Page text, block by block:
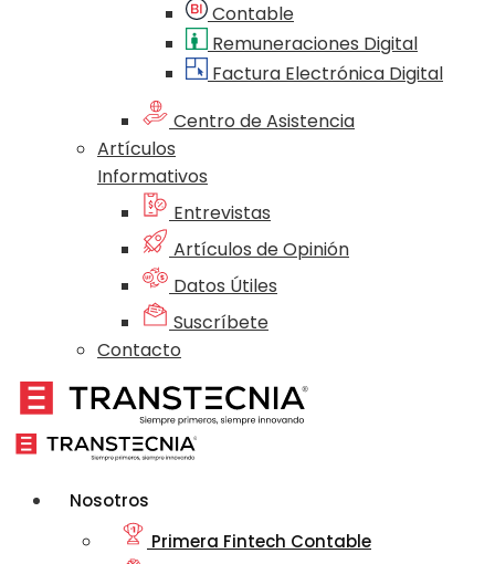
Contable
Remuneraciones Digital
Factura Electrónica Digital
Centro de Asistencia
Artículos
Informativos
Entrevistas
Artículos de Opinión
Datos Útiles
Suscríbete
Contacto
Nosotros
Primera Fintech Contable